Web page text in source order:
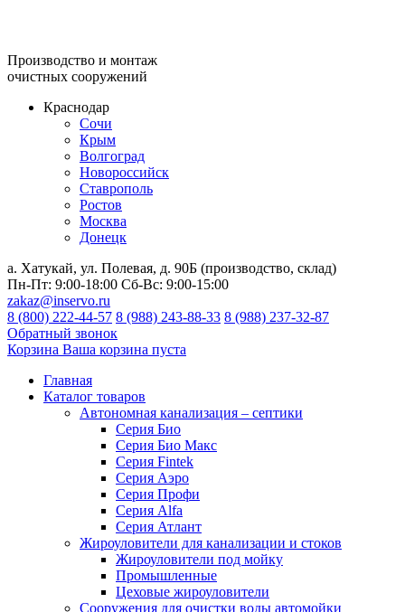
Производство и монтаж
очистных сооружений
Краснодар
Сочи
Крым
Волгоград
Новороссийск
Ставрополь
Ростов
Москва
Донецк
а. Хатукай, ул. Полевая, д. 90Б (производство, склад)
Пн-Пт: 9:00-18:00 Сб-Вс: 9:00-15:00
zakaz@inservo.ru
8 (800) 222-44-57 8 (988) 243-88-33 8 (988) 237-32-87
Обратный звонок
Корзина Ваша корзина пуста
Главная
Каталог товаров
Автономная канализация – септики
Серия Био
Серия Био Макс
Серия Fintek
Серия Аэро
Серия Профи
Серия Alfa
Серия Атлант
Жироуловители для канализации и стоков
Жироуловители под мойку
Промышленные
Цеховые жироуловители
Сооружения для очистки воды автомойки